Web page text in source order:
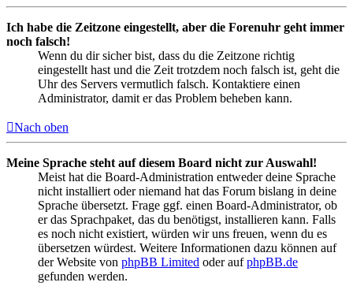
Ich habe die Zeitzone eingestellt, aber die Forenuhr geht immer
noch falsch!
Wenn du dir sicher bist, dass du die Zeitzone richtig
eingestellt hast und die Zeit trotzdem noch falsch ist, geht die
Uhr des Servers vermutlich falsch. Kontaktiere einen
Administrator, damit er das Problem beheben kann.
Nach oben
Meine Sprache steht auf diesem Board nicht zur Auswahl!
Meist hat die Board-Administration entweder deine Sprache
nicht installiert oder niemand hat das Forum bislang in deine
Sprache übersetzt. Frage ggf. einen Board-Administrator, ob
er das Sprachpaket, das du benötigst, installieren kann. Falls
es noch nicht existiert, würden wir uns freuen, wenn du es
übersetzen würdest. Weitere Informationen dazu können auf
der Website von phpBB Limited oder aufphpBB.de
gefunden werden.